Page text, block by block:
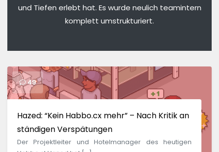
und Tiefen erlebt hat. Es wurde neulich teamintern
komplett umstrukturiert.
49
Hazed: “Kein Habbo.cx mehr” – Nach Kritik an
ständigen Verspätungen
Der Projektleiter und Hotelmanager des heutigen